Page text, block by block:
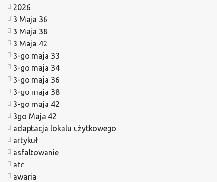
2026
3 Maja 36
3 Maja 38
3 Maja 42
3-go maja 33
3-go maja 34
3-go maja 36
3-go maja 38
3-go maja 42
3go Maja 42
adaptacja lokalu użytkowego
artykuł
asfaltowanie
atc
awaria